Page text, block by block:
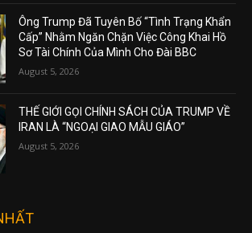
Ông Trump Đã Tuyên Bố “Tình Trạng Khẩn
Cấp” Nhằm Ngăn Chặn Việc Công Khai Hồ
Sơ Tài Chính Của Mình Cho Đài BBC
August 5, 2026
THẾ GIỚI GỌI CHÍNH SÁCH CỦA TRUMP VỀ
IRAN LÀ “NGOẠI GIAO MẪU GIÁO”
August 5, 2026